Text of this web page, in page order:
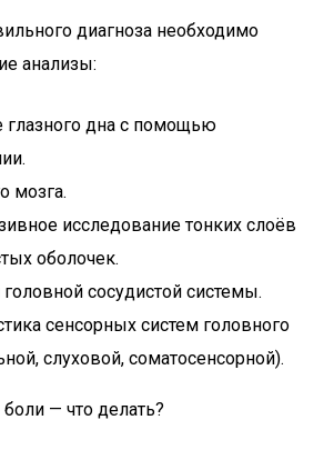
диагноза необходимо
анализы:
глазного дна с помощью
мозга.
исследование тонких слоёв
оболочек.
сосудистой системы.
сенсорных систем головного
слуховой, соматосенсорной).
— что делать?